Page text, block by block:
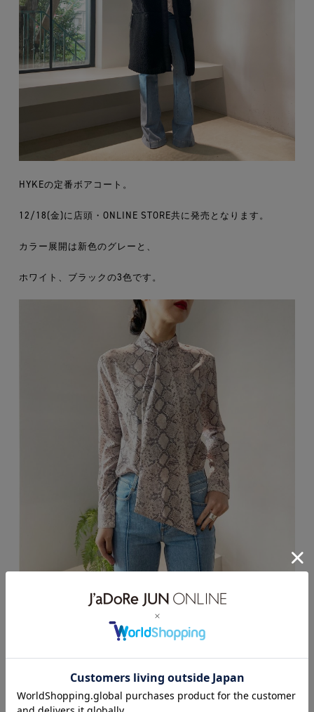
HYKEの定番ボアコート。
12/18(金)に店頭・ONLINE STORE共に発売となります。
カラー展開は新色のグレーと、
ホワイト、ブラックの3色です。
ノーカラーのアイテムなので、
ブラウスのスタイリングが映えます。
https://product.jadore-jun.jp/biotop/detail?
hinban=BLH50160&color=9